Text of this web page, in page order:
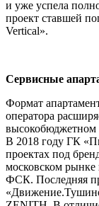
и уже успела
проект ставшей
Vertical».
Сервисные
Формат
оператора
высокобюджетном
В 2018 году ГК
проектах под
московском
ФСК. Последняя